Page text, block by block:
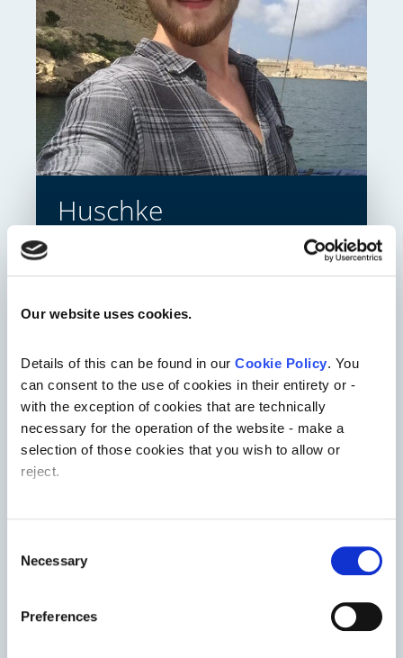
Our website uses cookies.
Details of this can be found in our Cookie Policy. You
can consent to the use of cookies in their entirety or -
with the exception of cookies that are technically
necessary for the operation of the website - make a
selection of those cookies that you wish to allow or
reject.
Selection
Necessary
Preferences
Huschke
Zenith bietet mir optimale Möglichkeiten,
das Leben zu finanzieren, dass ich
haben sich meine Lebensumstände sehr
flexibel anpassen. Als ich anfing parallel
Tätowierer zu werden, war es kein Thema
meine Schichten dauerhaft auf meine
Bedürfnisse anzupassen. Meine
hier bilden die Grundlage für ein
angenehmen Arbeitsbedingungen lohnt sich